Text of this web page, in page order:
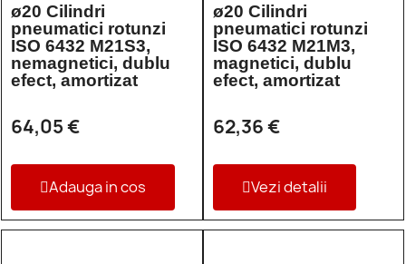
ø20 Cilindri
pneumatici rotunzi
ISO 6432 M21S3,
nemagnetici, dublu
efect, amortizat
64,05 €
Adauga in cos
ø20 Cilindri
pneumatici rotunzi
ISO 6432 M21M3,
magnetici, dublu
efect, amortizat
62,36 €
Vezi detalii